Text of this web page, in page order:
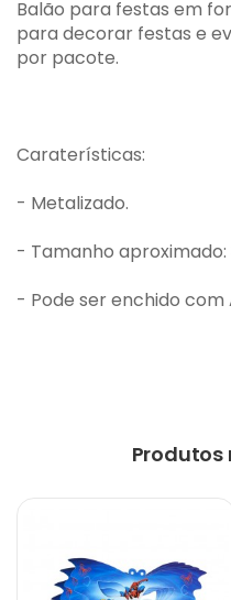
Balão para festas em
para decorar festas e
por pacote.
Caraterísticas:
- Metalizado.
- Tamanho
- Pode ser enchido com